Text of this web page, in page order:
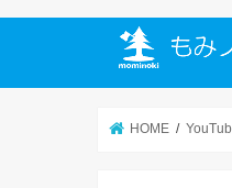
HOME